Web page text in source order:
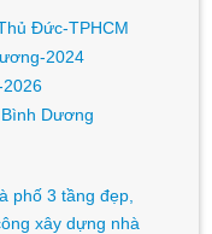
Đức-TPHCM
2024
Dương
phố 3 tầng đẹp,
xây dựng nhà